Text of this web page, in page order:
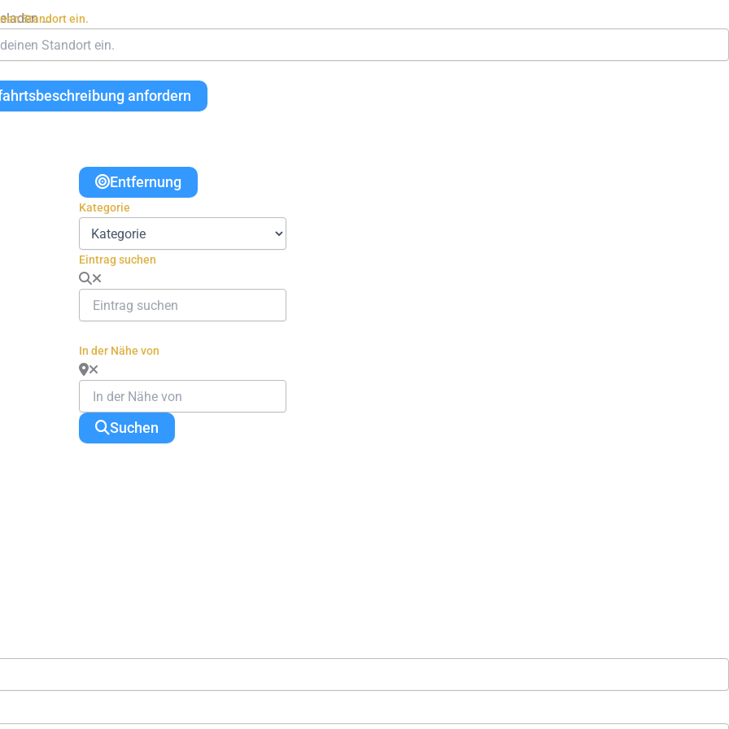
…
Standort ein.
anfordern
Entfernung
Kategorie
Eintrag suchen
In der Nähe von
Suchen